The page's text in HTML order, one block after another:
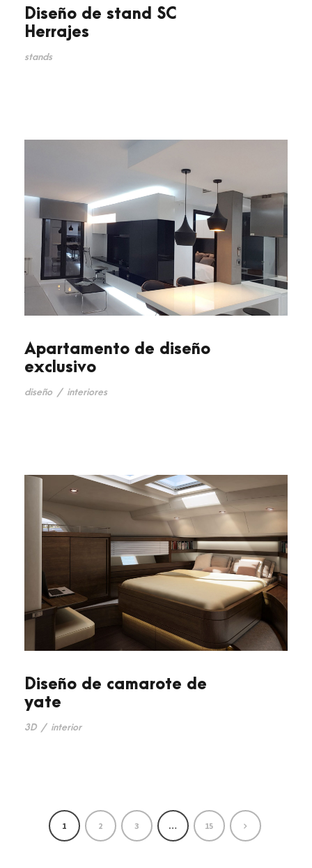
Diseño de stand SC
Herrajes
stands
Apartamento de diseño
exclusivo
diseño / interiores
Diseño de camarote de
yate
3D / interior
1 2 3 … 15